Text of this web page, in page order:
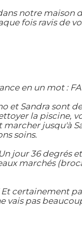
notre maison
fois ravis de
en un mot :
et Sandra sont
la piscine,
jusqu'à
soins.
jour 36 degrés
marchés
certainement
vais pas